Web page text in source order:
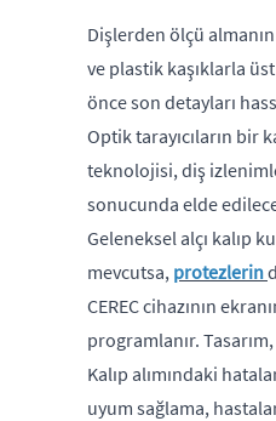
Dişlerden ölçü
ve plastik kaşıklarla
önce son detayları
Optik tarayıcıların bir
teknolojisi, diş
sonucunda elde
Geleneksel alçı kalıp
mevcutsa, protezlerin
CEREC cihazının
programlanır.
Kalıp alımındaki
uyum sağlama,